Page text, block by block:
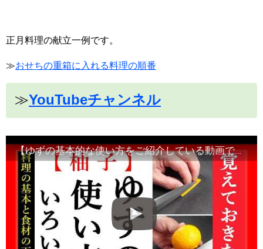
正月料理の献立一例です。
≫おせちの重箱に入れる料理の順番
≫YouTubeチャンネル
【ゆずの基本的な使い方をご紹介している動画です】食材の切り方、使い方など！Japanese food・decorative cut